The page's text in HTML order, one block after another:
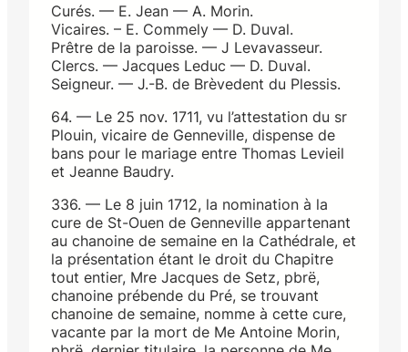
Curés. — E. Jean — A. Morin.
Vicaires. – E. Commely — D. Duval.
Prêtre de la paroisse. — J Levavasseur.
Clercs. — Jacques Leduc — D. Duval.
Seigneur. — J.-B. de Brèvedent du Plessis.
64. — Le 25 nov. 1711, vu l’attestation du sr
Plouin, vicaire de Genneville, dispense de
bans pour le mariage entre Thomas Levieil
et Jeanne Baudry.
336. — Le 8 juin 1712, la nomination à la
cure de St-Ouen de Genneville appartenant
au chanoine de semaine en la Cathédrale, et
la présentation étant le droit du Chapitre
tout entier, Mre Jacques de Setz, pbrë,
chanoine prébende du Pré, se trouvant
chanoine de semaine, nomme à cette cure,
vacante par la mort de Me Antoine Morin,